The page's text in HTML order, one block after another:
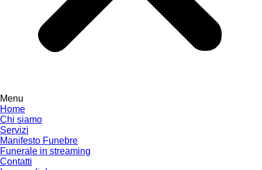
Menu
Home
Chi siamo
Servizi
Manifesto Funebre
Funerale in streaming
Contatti